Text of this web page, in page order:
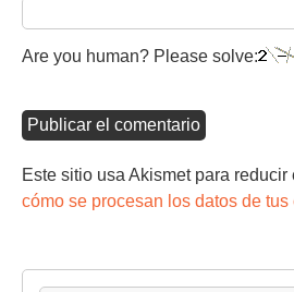
Are you human? Please solve:
Este sitio usa Akismet para reducir
cómo se procesan los datos de tus